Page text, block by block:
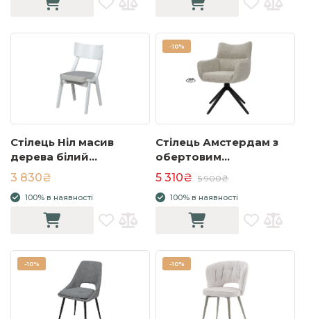
Стілець Ніл масив
дерева білий
480x450x925 тканина
3 830₴
100% в наявності
-10%
Стілець Амстердам з
обертовим
механізмом, метал
сидіння тканина
620x610x870 бежевий
5 310₴ 5 900₴
100% в наявності
-10% -10%